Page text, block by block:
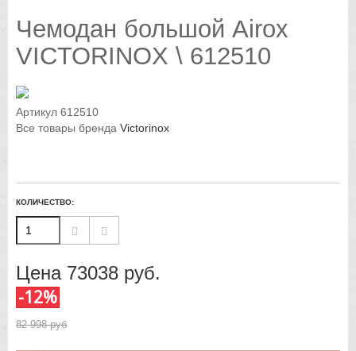
Чемодан большой Airox
VICTORINOX \ 612510
Артикул 612510
Все товары бренда Victorinox
КОЛИЧЕСТВО:
Цена 73038 руб.
-12%
82 998 руб